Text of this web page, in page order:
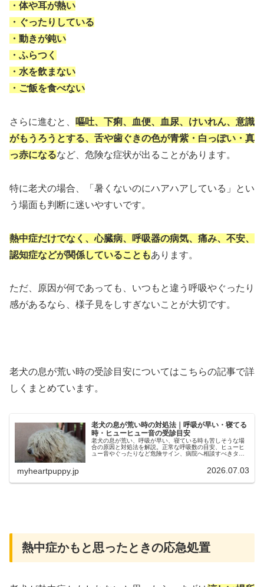
・体や耳が熱い
・ぐったりしている
・動きが鈍い
・ふらつく
・水を飲まない
・ご飯を食べない
さらに進むと、
嘔吐、下痢、血便、血尿、けいれん、意識
がもうろうとする、舌や歯ぐきの色が青紫・白っぽい・真
っ赤になるなど、危険な症状が出ることがあります。
特に老犬の場合、「暑くないのにハアハアしている」とい
う場面も判断に迷いやすいです。
熱中症だけでなく、心臓病、呼吸器の病気、痛み、不安、
認知症などが関係していることもあります。
ただ、原因が何であっても、いつもと違う呼吸やぐったり
感があるなら、様子見をしすぎないことが大切です。
老犬の息が荒い時の受診目安についてはこちらの記事で詳
しくまとめています。
老犬の息が荒い時の対処法｜呼吸が早い・寝てる
時・ヒューヒュー音の受診目安
老犬の息が荒い、呼吸が早い、寝ている時も苦しそうな場
合の原因と対処法を解説。正常な呼吸数の目安、ヒューヒ
ュー音やぐったりなど危険サイン、病院へ相談すべきタイ
myheartpuppy.jp 2026.07.03
熱中症かもと思ったときの応急処置